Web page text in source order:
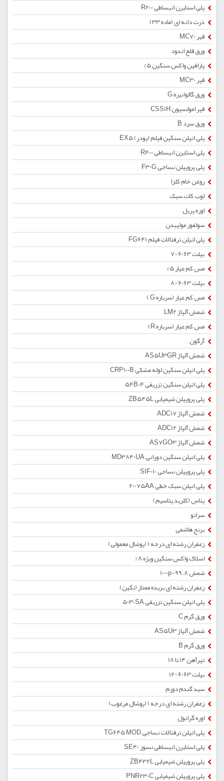
پلی استایرن انبساطی R200
ذرت دانه ای (ماده 33)
قیر MC70
ورق قلع اندود
پارافین واکس سنگین 5%
قیر MC30
ورق گالوانیزه G
قیر امولسیون CSS1H
ورق سرد B
پلی اتیلن سنگین فیلم (پودر) EX5
پلی استایرن انبساطی R400
پلی پروپیلن نساجی F30G
روغن خام کلزا
لوب کات سبک
اوره پریل
سولفور مولیبدن
پلی اتیلن ترفتالات فیلم FG641
بیلت 6063-7
مس کم عیار 5%
بیلت 6063-8
مس کم عیار (سرباره G )
شمش آلیاژ LM2
مس کم عیار (سرباره R)
آرگون
شمش آلیاژ AS5U3GR
پلی اتیلن سنگین لوله مشکی CRP100B
پلی اتیلن سنگین تزریقی 54B04
پلی پروپیلن شیمیایی ZB545L
شمش آلیاژ ADC17
شمش آلیاژ ADC12
شمش آلیاژ AS7GO3
پلی اتیلن سنگین دورانی MD3840UA
پلی پروپیلن نساجی SIF010
پلی اتیلن سبک خطی 20075AA
پتاس (کلرید پتاسیم)
سراتو
برنج هاشمی
زعفران رشته ای درجه 1 (پوشال معمولی)
اسلاک واکس سنگین ویژه 8%
شمش 1000p-99.8
زعفران رشته ای بریده ممتاز (نگین)
پلی اتیلن سنگین تزریقی 5030SA
ورق گرم C
شمش آلیاژ AS5U3
ورق گرم B
تیرآهن 14 تا 18
بیلت 6063-12
سبد گندم دورم
زعفران رشته ای درجه 1 (پوشال مرغوب)
اوره گرانول
پلی اتیلن ترفتالات نساجی TG645 MOD
پلی استایرن انبساطی نسوز SE40
پلی پروپیلن شیمیایی ZB432L
پلی پروپیلن شیمیایی PNR230C